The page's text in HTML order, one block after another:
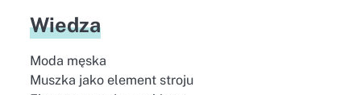
Wiedza
Moda męska
Muszka jako element stroju